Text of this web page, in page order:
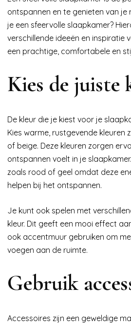
ontspannen en te genieten van je
je een sfeervolle slaapkamer?
verschillende ideeën en inspiratie
een prachtige, comfortabele en
Kies de juiste
De kleur die je kiest voor je
Kies warme, rustgevende kleuren
of beige. Deze kleuren zorgen
ontspannen voelt in je
zoals rood of geel omdat deze
helpen bij het ontspannen.
Je kunt ook spelen met
kleur. Dit geeft een mooi effect
ook accentmuur gebruiken om
voegen aan de ruimte.
Gebruik
Accessoires zijn een geweldige